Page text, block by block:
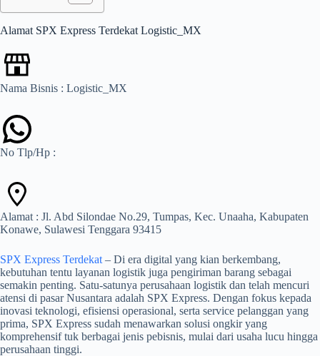
Alamat SPX Express Terdekat Logistic_MX
Nama Bisnis : Logistic_MX
No Tlp/Hp :
Alamat : Jl. Abd Silondae No.29, Tumpas, Kec. Unaaha, Kabupaten
Konawe, Sulawesi Tenggara 93415
SPX Express Terdekat – Di era digital yang kian berkembang,
kebutuhan tentu layanan logistik juga pengiriman barang sebagai
semakin penting. Satu-satunya perusahaan logistik dan telah mencuri
atensi di pasar Nusantara adalah SPX Express. Dengan fokus kepada
inovasi teknologi, efisiensi operasional, serta service pelanggan yang
prima, SPX Express sudah menawarkan solusi ongkir yang
komprehensif tuk berbagai jenis pebisnis, mulai dari usaha lucu hingga
perusahaan tinggi.